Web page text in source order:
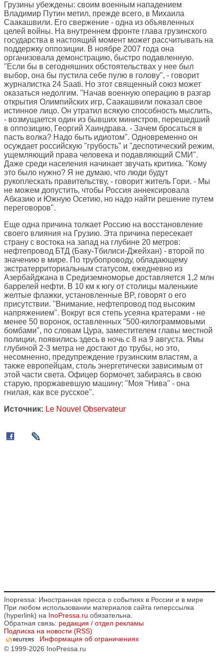
Грузины убеждены: своим военным нападением
Владимир Путин метил, прежде всего, в Михаила
Саакашвили. Его свержение - одна из объявленных
целей войны. На внутреннем фронте глава грузинского
государства в настоящий момент может рассчитывать на
поддержку оппозиции. В ноябре 2007 года она
организовала демонстрацию, быстро подавленную.
"Если бы в сегодняшних обстоятельствах у нее был
выбор, она бы пустила себе пулю в голову", - говорит
журналистка 24 Saati. Но этот священный союз может
оказаться недолгим. "Начав военную операцию в разгар
открытия Олимпийских игр, Саакашвили показал свое
истинное лицо. Он утратил всякую способность мыслить,
- возмущается один из бывших министров, перешедший
в оппозицию, Георгий Хаиндрава. - Зачем бросаться в
пасть волка? Надо быть идиотом". Одновременно он
осуждает российскую "грубость" и "деспотический режим,
ущемляющий права человека и подавляющий СМИ".
Даже среди населения начинает звучать критика. "Кому
это было нужно? Я не думаю, что люди будут
рукоплескать правительству, - говорит житель Гори. - Мы
не можем допустить, чтобы Россия аннексировала
Абхазию и Южную Осетию, но надо найти решение путем
переговоров".
Еще одна причина толкает Россию на восстановление
своего влияния на Грузию. Эта причина пересекает
страну с востока на запад на глубине 20 метров:
нефтепровод БТД (Баку-Тбилиси-Джейхан) - второй по
значению в мире. По трубопроводу, обладающему
экстратерриториальным статусом, ежедневно из
Азербайджана в Средиземноморье доставляется 1,2 млн
баррелей нефти. В 10 км к югу от столицы маленькие
желтые флажки, установленные BP, говорят о его
присутствии. "Внимание, нефтепровод под высоким
напряжением". Вокруг вся степь усеяна кратерами - не
менее 50 воронок, оставленных "500-килограммовыми
бомбами", по словам Цура, заместителем главы местной
полиции, появились здесь в ночь с 8 на 9 августа. Ямы
глубиной 2-3 метра не достают до трубы, но это,
несомненно, предупреждение грузинским властям, а
также европейцам, столь энергетически зависимым от
этой части света. Офицер бормочет, забираясь в свою
старую, проржавевшую машину: "Моя "Нива" - она
гнилая, как все русское".
Источник: Le Nouvel Observateur
Inopressa: Иностранная пресса о событиях в России и в мире
При любом использовании материалов сайта гиперссылка
(hyperlink) на InoPressa.ru обязательна.
Обратная связь: редакция / отдел рекламы
Подписка на новости (RSS)
Информация об ограничениях
© 1999-2026 InoPressa.ru